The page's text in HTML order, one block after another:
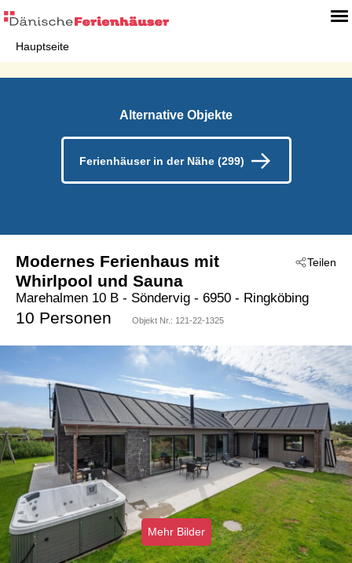
Hauptseite
Alternative Objekte
Ferienhäuser in der Nähe (299)
Teilen
Modernes Ferienhaus mit
Whirlpool und Sauna
Marehalmen 10 B - Söndervig - 6950 - Ringköbing
10 Personen Objekt Nr.: 121-22-1325
Mehr Bilder